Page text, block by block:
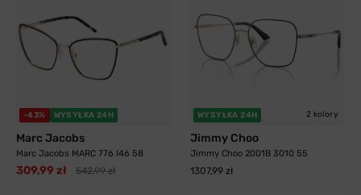
-43% WYSYŁKA 24H
Marc Jacobs
Marc Jacobs MARC 776 I46 58
309,99 zł 542,99 zł
WYSYŁKA 24H 2 kolory
Jimmy Choo
Jimmy Choo 2001B 3010 55
1307,99 zł